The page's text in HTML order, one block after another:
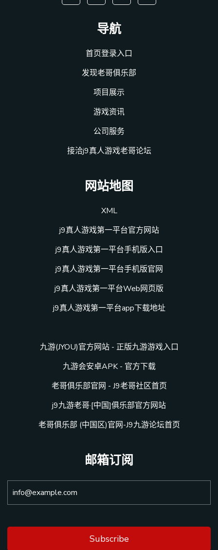
导航
首页登录入口
发现老哥俱乐部
项目展示
游戏资讯
公司服务
接洽j9真人游戏老哥论坛
网站地图
XML
j9真人游戏第一平台官方网站
j9真人游戏第一平台手机版入口
j9真人游戏第一平台手机版官网
j9真人游戏第一平台Web网页版
j9真人游戏第一平台app下载地址
九游(JYOU)官方网站 - 正版九游游戏入口
九游会安卓APK - 官方下载
老哥俱乐部官网 - J9老哥社区首页
j9九游老哥·[中国]俱乐部官方网站
老哥俱乐部 (中国区)官网-J9九游论坛首页
邮箱订阅
Subscribe